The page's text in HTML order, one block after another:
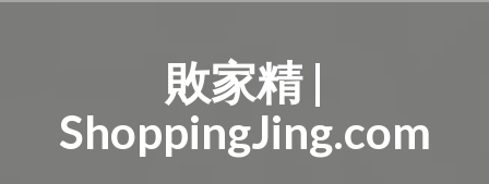
敗家精 |
ShoppingJing.com